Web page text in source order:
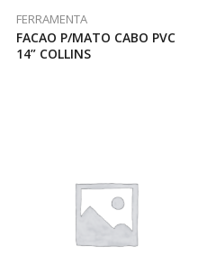
FERRAMENTA
FACAO P/MATO CABO PVC
14” COLLINS